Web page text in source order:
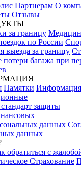
Партнерам О
Отзывы
за границу
по России
выезда за границу
потери багажа при
Памятки
защиты
данных
данных
обратиться с
Страхование